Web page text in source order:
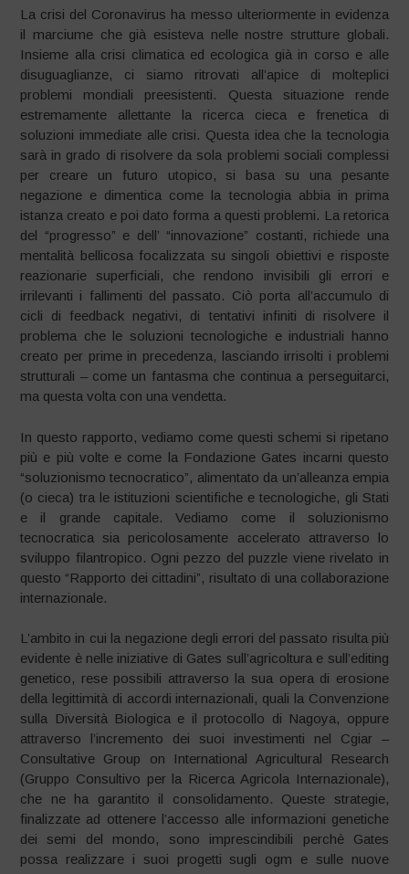
La crisi del Coronavirus ha messo ulteriormente in evidenza
il marciume che già esisteva nelle nostre strutture globali.
Insieme alla crisi climatica ed ecologica già in corso e alle
disuguaglianze, ci siamo ritrovati all’apice di molteplici
problemi mondiali preesistenti. Questa situazione rende
estremamente allettante la ricerca cieca e frenetica di
soluzioni immediate alle crisi. Questa idea che la tecnologia
sarà in grado di risolvere da sola problemi sociali complessi
per creare un futuro utopico, si basa su una pesante
negazione e dimentica come la tecnologia abbia in prima
istanza creato e poi dato forma a questi problemi. La retorica
del “progresso” e dell’ “innovazione” costanti, richiede una
mentalità bellicosa focalizzata su singoli obiettivi e risposte
reazionarie superficiali, che rendono invisibili gli errori e
irrilevanti i fallimenti del passato. Ciò porta all’accumulo di
cicli di feedback negativi, di tentativi infiniti di risolvere il
problema che le soluzioni tecnologiche e industriali hanno
creato per prime in precedenza, lasciando irrisolti i problemi
strutturali – come un fantasma che continua a perseguitarci,
ma questa volta con una vendetta.
In questo rapporto, vediamo come questi schemi si ripetano
più e più volte e come la Fondazione Gates incarni questo
“soluzionismo tecnocratico”, alimentato da un’alleanza empia
(o cieca) tra le istituzioni scientifiche e tecnologiche, gli Stati
e il grande capitale. Vediamo come il soluzionismo
tecnocratica sia pericolosamente accelerato attraverso lo
sviluppo filantropico. Ogni pezzo del puzzle viene rivelato in
questo “Rapporto dei cittadini”, risultato di una collaborazione
internazionale.
L’ambito in cui la negazione degli errori del passato risulta più
evidente è nelle iniziative di Gates sull’agricoltura e sull’editing
genetico, rese possibili attraverso la sua opera di erosione
della legittimità di accordi internazionali, quali la Convenzione
sulla Diversità Biologica e il protocollo di Nagoya, oppure
attraverso l’incremento dei suoi investimenti nel Cgiar –
Consultative Group on International Agricultural Research
(Gruppo Consultivo per la Ricerca Agricola Internazionale),
che ne ha garantito il consolidamento. Queste strategie,
finalizzate ad ottenere l’accesso alle informazioni genetiche
dei semi del mondo, sono imprescindibili perchè Gates
possa realizzare i suoi progetti sugli ogm e sulle nuove